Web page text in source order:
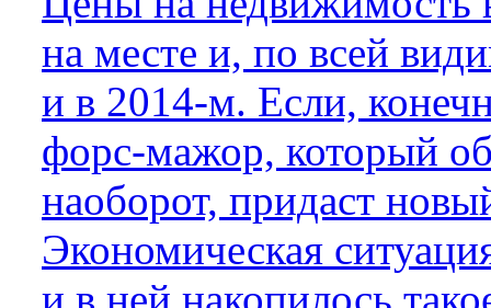
на месте и, по всей
и в 2014-м. Если,
форс-мажор, который
наоборот, придаст
Экономическая
и в ней накопилось